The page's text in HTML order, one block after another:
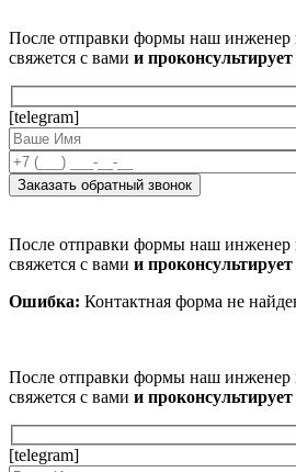
После отправки формы наш инженер
свяжется с вами и
[telegram]
После отправки формы наш инженер
свяжется с вами и
Ошибка: Контактная форма не
После отправки формы наш инженер
свяжется с вами и
[telegram]